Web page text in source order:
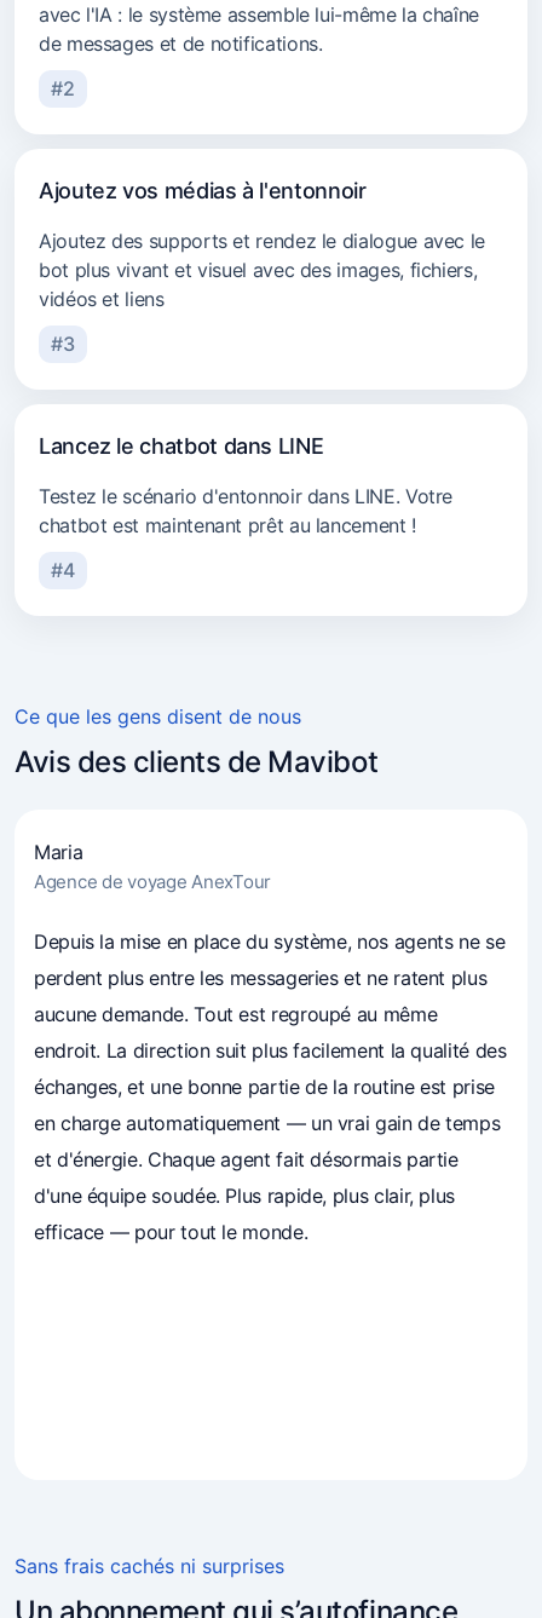
avec l'IA : le système assemble lui-même la chaîne
de messages et de notifications.
#2
Ajoutez vos médias à l'entonnoir
Ajoutez des supports et rendez le dialogue avec le
bot plus vivant et visuel avec des images, fichiers,
vidéos et liens
#3
Lancez le chatbot dans LINE
Testez le scénario d'entonnoir dans LINE. Votre
chatbot est maintenant prêt au lancement !
#4
Ce que les gens disent de nous
Avis des clients de Mavibot
Les entrepreneurs font confiance à Mavibot
Maria
Agence de voyage AnexTour
Depuis la mise en place du système, nos agents ne se
perdent plus entre les messageries et ne ratent plus
aucune demande. Tout est regroupé au même
endroit. La direction suit plus facilement la qualité des
échanges, et une bonne partie de la routine est prise
en charge automatiquement — un vrai gain de temps
et d'énergie. Chaque agent fait désormais partie
d'une équipe soudée. Plus rapide, plus clair, plus
efficace — pour tout le monde.
Les entrepreneurs font confiance à Mavibot
Sans frais cachés ni surprises
Un abonnement qui s’autofinance